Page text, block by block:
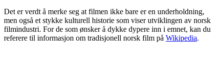
Det er verdt å merke seg at filmen ikke bare er en underholdning,
men også et stykke kulturell historie som viser utviklingen av norsk
filmindustri. For de som ønsker å dykke dypere inn i emnet, kan du
referere til informasjon om tradisjonell norsk film på Wikipedia.